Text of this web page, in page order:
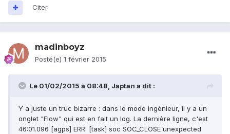
Citer
madinboyz
Posté(e) 1 février 2015
Le 01/02/2015 à 08:48, Japtan a dit :
Y a juste un truc bizarre : dans le mode ingénieur, il y a un
onglet "Flow" qui est en fait un log. La dernière ligne, c'est
46:01.096 [agps] ERR: [task] soc SOC_CLOSE unexpected